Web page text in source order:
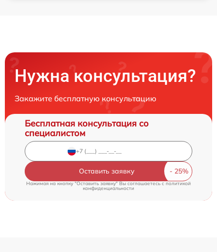
Нужна консультация?
Закажите бесплатную консультацию
Бесплатная консультация со
специалистом
Оставить заявку
Нажимая на кнопку "Оставить заявку" Вы соглашаетесь cполитикой
конфиденциальности